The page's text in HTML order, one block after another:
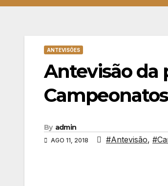
ANTEVISÕES
Antevisão da
By admin
AGO 11, 2018 #Antevisão,